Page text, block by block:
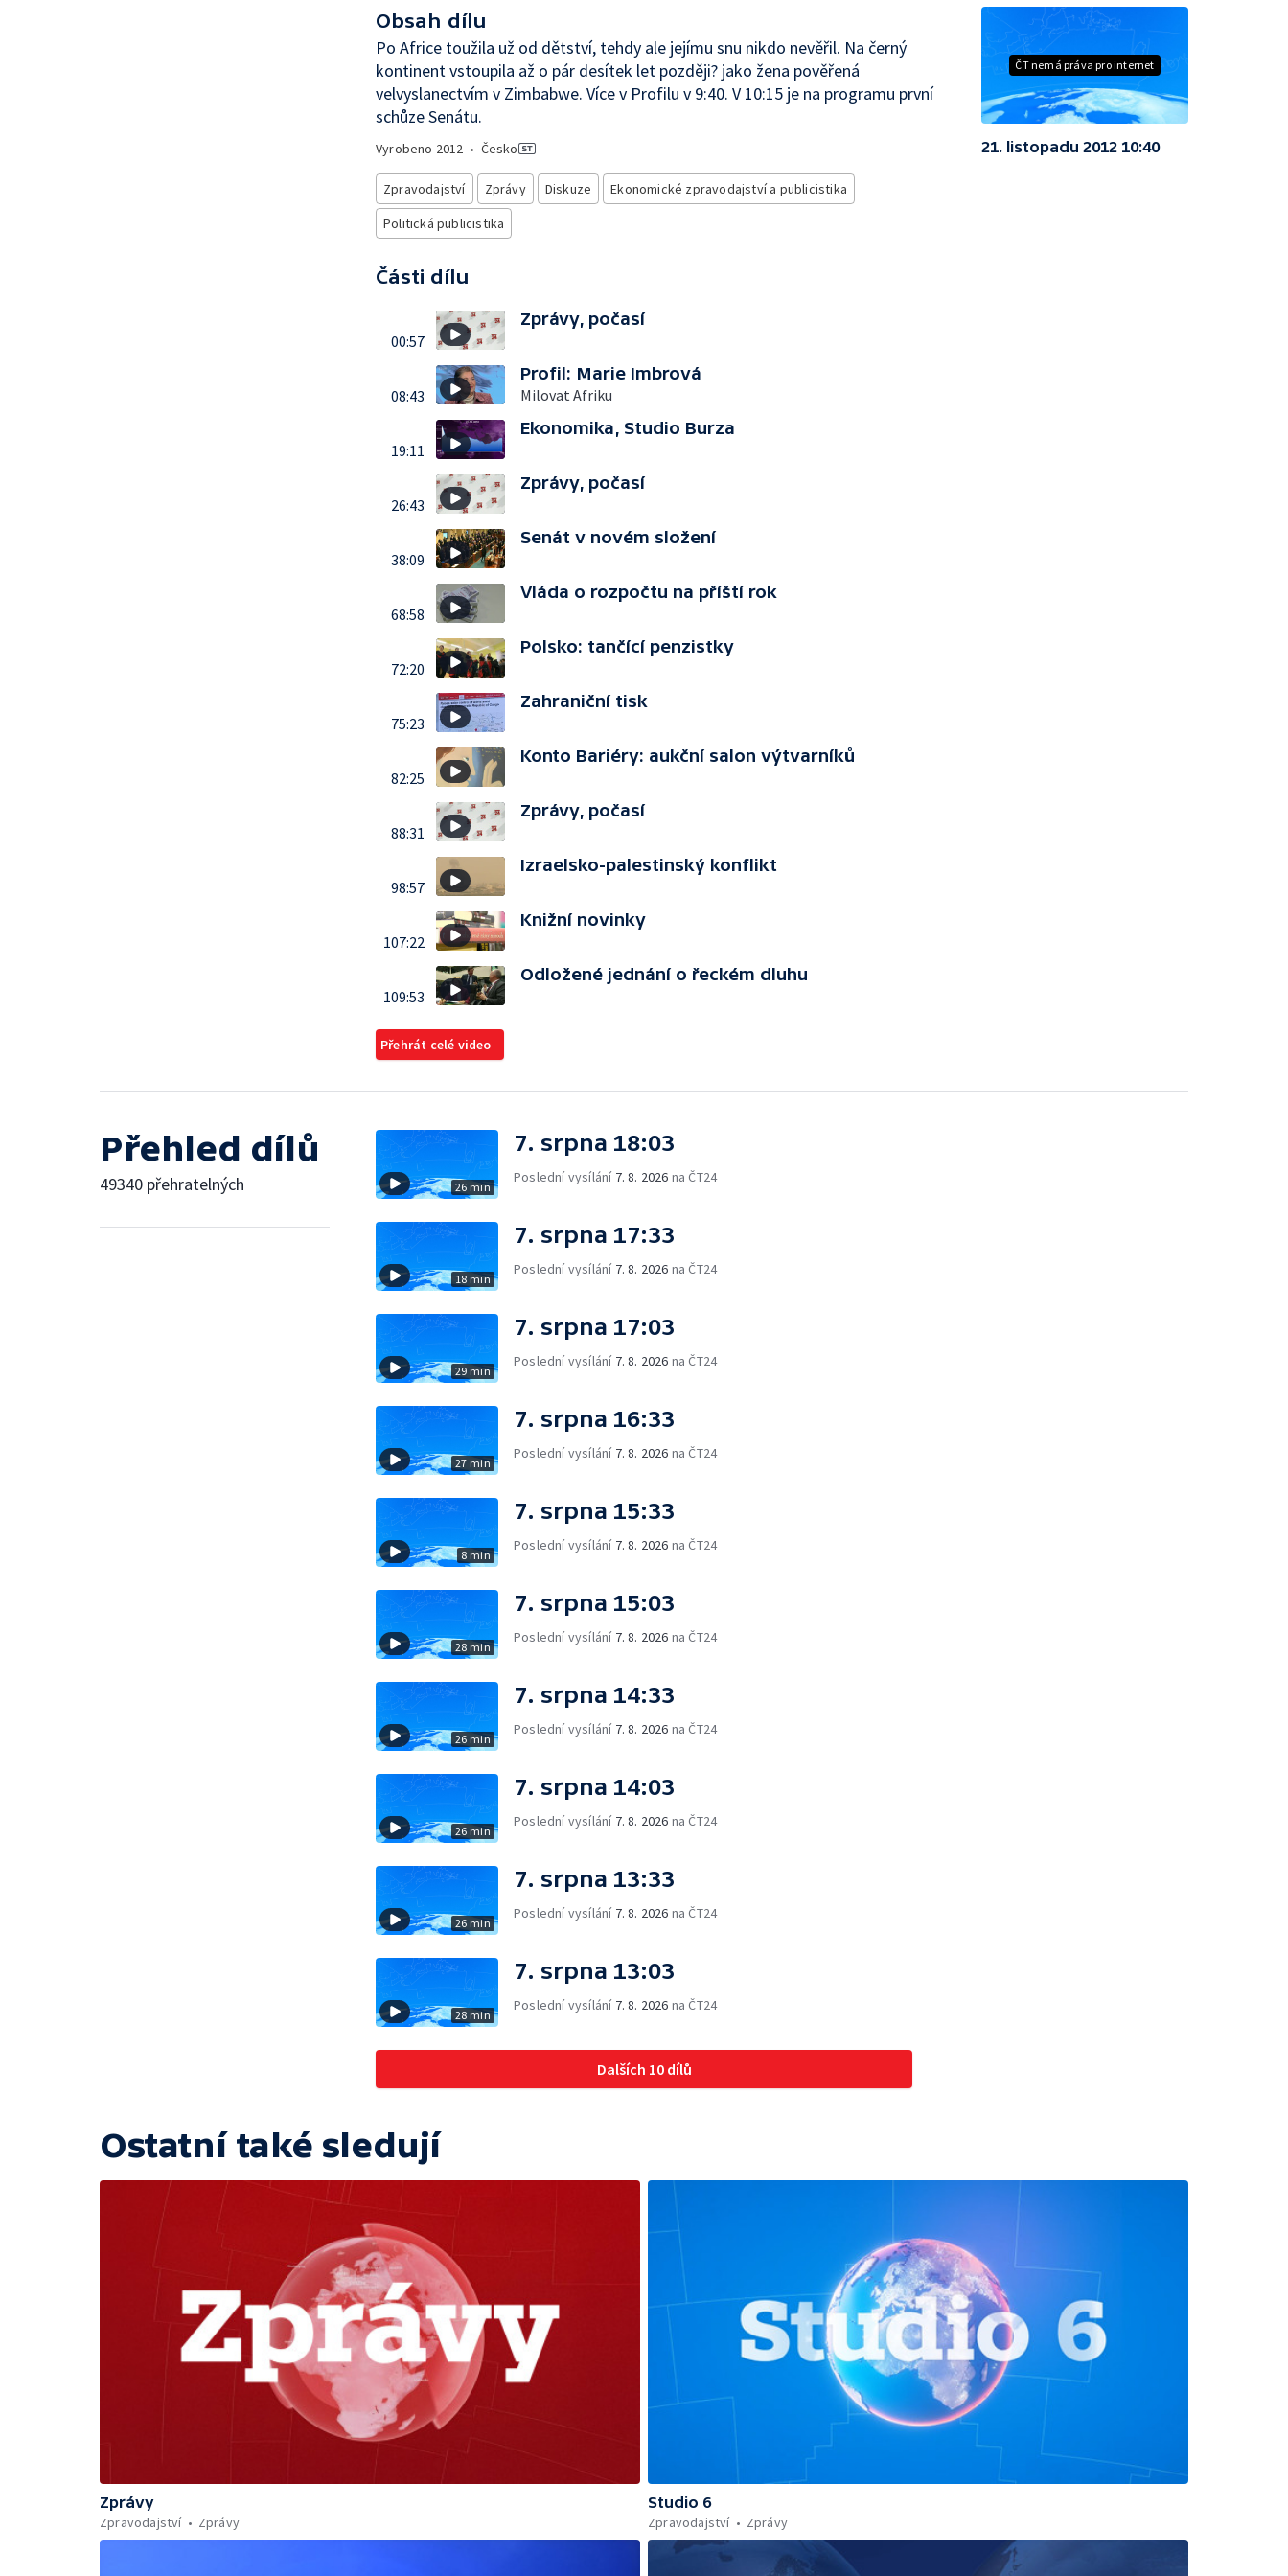
Obsah dílu
Po Africe toužila už od dětství, tehdy ale jejímu snu nikdo nevěřil. Na černý
kontinent vstoupila až o pár desítek let později? jako žena pověřená
velvyslanectvím v Zimbabwe. Více v Profilu v 9:40. V 10:15 je na programu první
schůze Senátu.
Vyrobeno 2012 • Česko
Zpravodajství Zprávy Diskuze
Ekonomické zpravodajství a publicistika
Politická publicistika
Části dílu
00:57
Zprávy, počasí
08:43
Profil: Marie Imbrová
Milovat Afriku
19:11
Ekonomika, Studio Burza
26:43
Zprávy, počasí
38:09
Senát v novém složení
68:58
Vláda o rozpočtu na příští rok
72:20
Polsko: tančící penzistky
75:23
Zahraniční tisk
82:25
Konto Bariéry: aukční salon výtvarníků
88:31
Zprávy, počasí
98:57
Izraelsko-palestinský konflikt
107:22
Knižní novinky
109:53
Odložené jednání o řeckém dluhu
Přehrát celé video
ČT nemá práva pro internet
21. listopadu 2012 10:40
Přehled dílů
49340 přehratelných 26 min
7. srpna 18:03
Poslední vysílání 7. 8. 2026 na ČT24
18 min
7. srpna 17:33
Poslední vysílání 7. 8. 2026 na ČT24
29 min
7. srpna 17:03
Poslední vysílání 7. 8. 2026 na ČT24
27 min
7. srpna 16:33
Poslední vysílání 7. 8. 2026 na ČT24
8 min
7. srpna 15:33
Poslední vysílání 7. 8. 2026 na ČT24
28 min
7. srpna 15:03
Poslední vysílání 7. 8. 2026 na ČT24
26 min
7. srpna 14:33
Poslední vysílání 7. 8. 2026 na ČT24
26 min
7. srpna 14:03
Poslední vysílání 7. 8. 2026 na ČT24
26 min
7. srpna 13:33
Poslední vysílání 7. 8. 2026 na ČT24
28 min
7. srpna 13:03
Poslední vysílání 7. 8. 2026 na ČT24
Dalších 10 dílů
Ostatní také sledují
Zprávy
Zpravodajství
Zprávy
Studio 6
Zpravodajství
Zprávy